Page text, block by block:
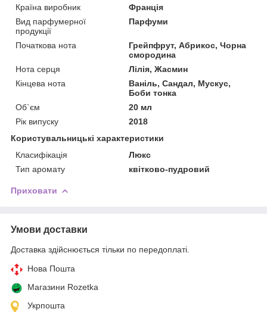
Країна виробник
Франція
Вид парфумерної
продукції
Парфуми
Початкова нота
Грейпфрут, Абрикос, Чорна
смородина
Нота серця
Лілія, Жасмин
Кінцева нота
Ваніль, Сандал, Мускус,
Боби тонка
Об`єм
20 мл
Рік випуску
2018
Користувальницькі характеристики
Класифікація
Люкс
Тип аромату
квітково-пудровий
Приховати
Умови доставки
Доставка здійснюється тільки по передоплаті.
Нова Пошта
Магазини Rozetka
Укрпошта